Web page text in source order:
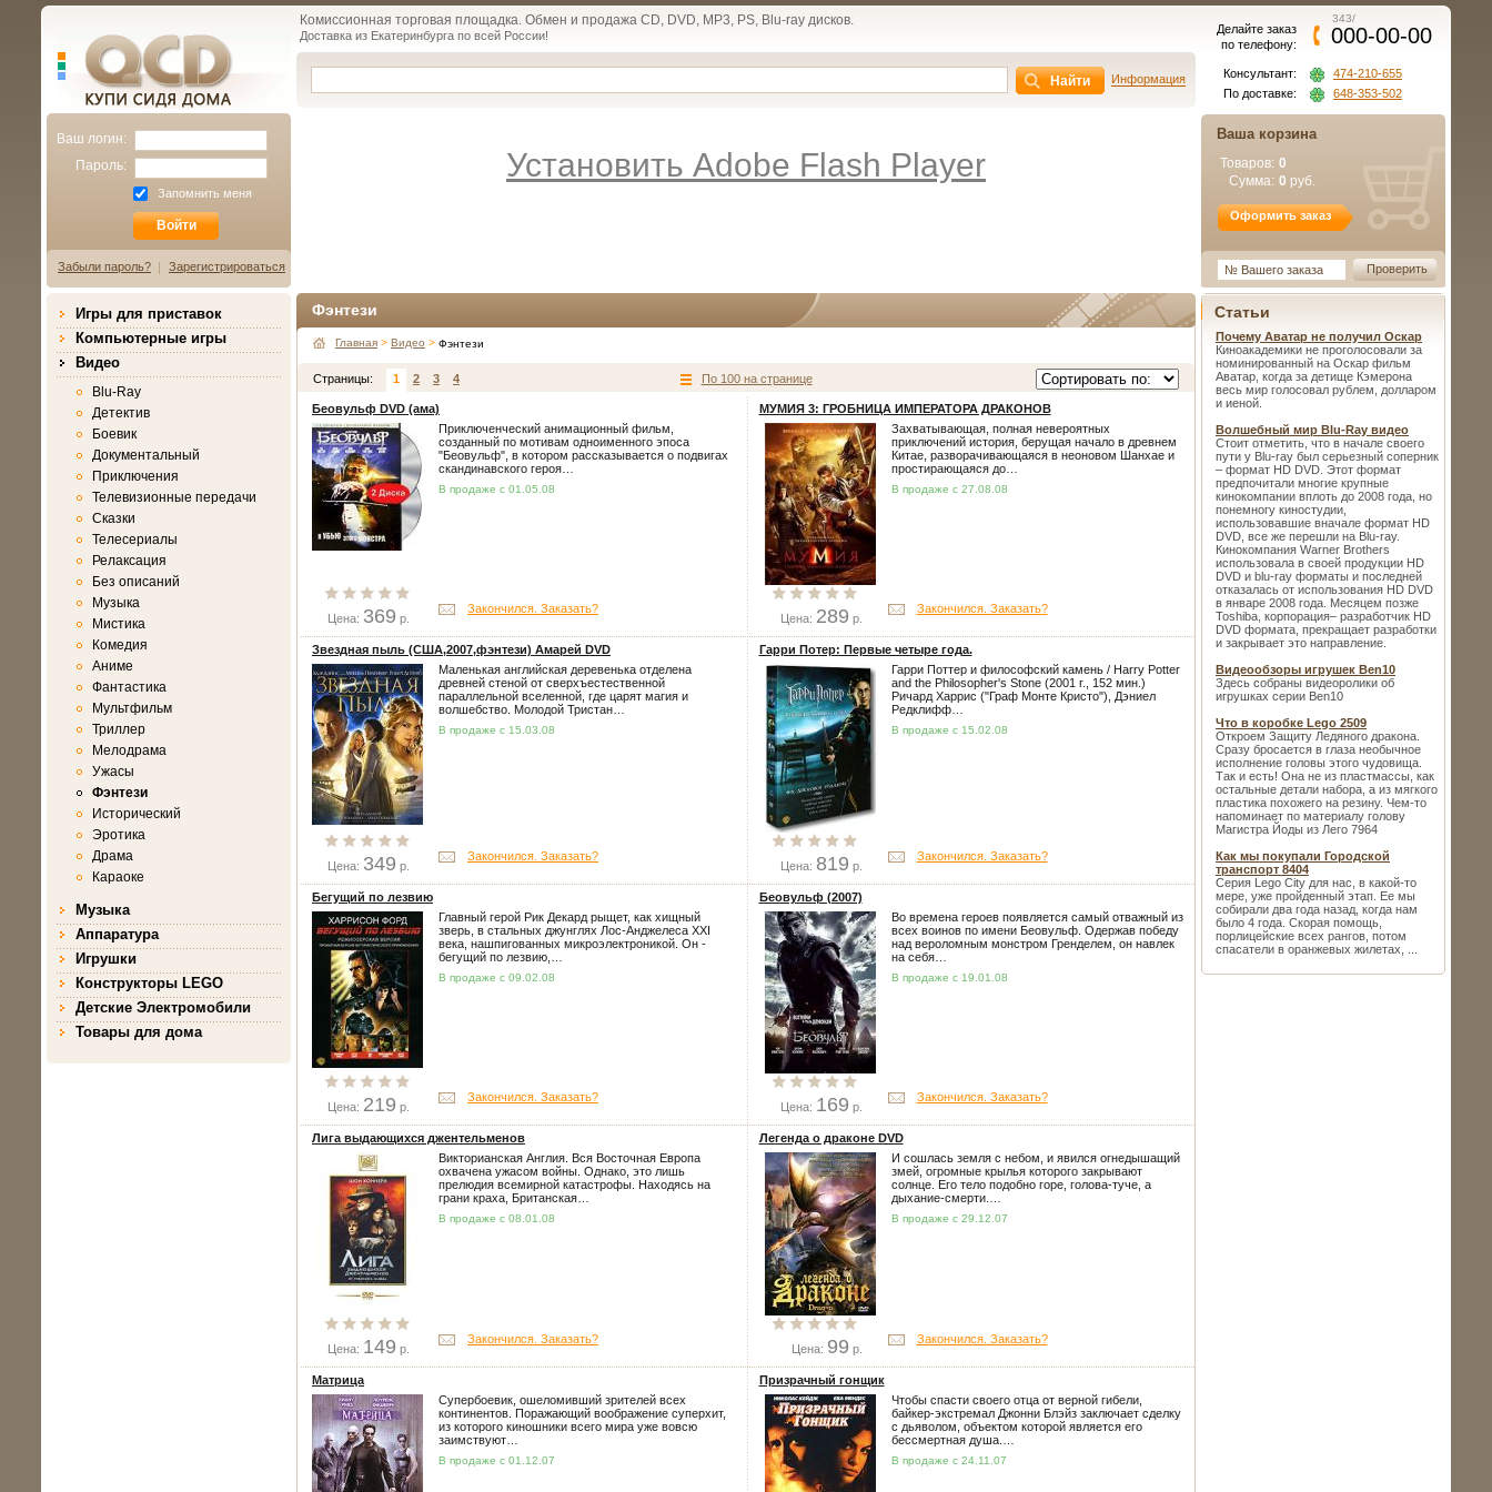
Qcd.ru
КУПИ СИДЯ ДОМА
Ваш логин:
Пароль:
Запомнить меня
Забыли пароль? Зарегистрироваться
Комиссионная торговая площадка. Обмен и продажа CD, DVD, MP3, PS, Blu-ray дисков.
Доставка из Екатеринбурга по всей России!
Информация
Установить Adobe Flash Player
Делайте заказ
по телефону:
343/
000-00-00
Консультант:
474-210-655
По доставке:
648-353-502
Ваша корзина
Товаров: 0
Сумма: 0 руб.
Оформить заказ
№ Вашего заказа
Игры для приставок
Компьютерные игры
Видео
Blu-Ray
Детектив
Боевик
Документальный
Приключения
Телевизионные передачи
Сказки
Телесериалы
Релаксация
Без описаний
Музыка
Мистика
Комедия
Аниме
Фантастика
Мультфильм
Триллер
Мелодрама
Ужасы
Фэнтези
Исторический
Эротика
Драма
Караоке
Музыка
Аппаратура
Игрушки
Конструкторы LEGO
Детские Электромобили
Товары для дома
Фэнтези
Главная > Видео > Фэнтези
Страницы: 1 2 3 4 По 100 на странице
Беовульф DVD (ама)
Приключенческий анимационный фильм,
созданный по мотивам одноименного эпоса
"Беовульф", в котором рассказывается о подвигах
скандинавского героя…
В продаже с 01.05.08
Цена: 369 р.
Закончился. Заказать?
МУМИЯ 3: ГРОБНИЦА ИМПЕРАТОРА ДРАКОНОВ
Захватывающая, полная невероятных
приключений история, берущая начало в древнем
Китае, разворачивающаяся в неоновом Шанхае и
простирающаяся до…
В продаже с 27.08.08
Цена: 289 р.
Закончился. Заказать?
Звездная пыль (США,2007,фэнтези) Амарей DVD
Маленькая английская деревенька отделена
древней стеной от сверхъестественной
параллельной вселенной, где царят магия и
волшебство. Молодой Тристан…
В продаже с 15.03.08
Цена: 349 р.
Закончился. Заказать?
Гарри Потер: Первые четыре года.
Гарри Поттер и философский камень / Harry Potter
and the Philosopher's Stone (2001 г., 152 мин.)
Ричард Харрис ("Граф Монте Кристо"), Дэниел
Редклифф…
В продаже с 15.02.08
Цена: 819 р.
Закончился. Заказать?
Бегущий по лезвию
Главный герой Рик Декард рыщет, как хищный
зверь, в стальных джунглях Лос-Анджелеса XXI
века, нашпигованных микроэлектроникой. Он -
бегущий по лезвию,…
В продаже с 09.02.08
Цена: 219 р.
Закончился. Заказать?
Беовульф (2007)
Во времена героев появляется самый отважный из
всех воинов по имени Беовульф. Одержав победу
над вероломным монстром Гренделем, он навлек
на себя…
В продаже с 19.01.08
Цена: 169 р.
Закончился. Заказать?
Лига выдающихся джентельменов
Викторианская Англия. Вся Восточная Европа
охвачена ужасом войны. Однако, это лишь
прелюдия всемирной катастрофы. Находясь на
грани краха, Британская…
В продаже с 08.01.08
Цена: 149 р.
Закончился. Заказать?
Легенда о драконе DVD
И сошлась земля с небом, и явился огнедышащий
змей, огромные крылья которого закрывают
солнце. Его тело подобно горе, голова-туче, а
дыхание-смерти.…
В продаже с 29.12.07
Цена: 99 р.
Закончился. Заказать?
Матрица
Супербоевик, ошеломивший зрителей всех
континентов. Поражающий воображение суперхит,
из которого киношники всего мира уже вовсю
заимствуют…
В продаже с 01.12.07
Призрачный гонщик
Чтобы спасти своего отца от верной гибели,
байкер-экстремал Джонни Блэйз заключает сделку
с дьяволом, объектом которой является его
бессмертная душа.…
В продаже с 24.11.07
Статьи
Почему Аватар не получил Оскар
Киноакадемики не проголосовали за
номинированный на Оскар фильм
Аватар, когда за детище Кэмерона
весь мир голосовал рублем, долларом
и иеной.
Волшебный мир Blu-Ray видео
Стоит отметить, что в начале своего
пути у Blu-ray был серьезный соперник
– формат HD DVD. Этот формат
предпочитали многие крупные
кинокомпании вплоть до 2008 года, но
понемногу киностудии,
использовавшие вначале формат HD
DVD, все же перешли на Blu-ray.
Кинокомпания Warner Brothers
использовала в своей продукции HD
DVD и blu-ray форматы и последней
отказалась от использования HD DVD
в январе 2008 года. Месяцем позже
Toshiba, корпорация– разработчик HD
DVD формата, прекращает разработки
и закрывает это направление.
Видеообзоры игрушек Ben10
Здесь собраны видеоролики об
игрушках серии Ben10
Что в коробке Lego 2509
Откроем Защиту Ледяного дракона.
Сразу бросается в глаза необычное
исполнение головы этого чудовища.
Так и есть! Она не из пластмассы, как
остальные детали набора, а из мягкого
пластика похожего на резину. Чем-то
напоминает по материалу голову
Магистра Йоды из Лего 7964
Как мы покупали Городской
транспорт 8404
Серия Lego City для нас, в какой-то
мере, уже пройденный этап. Ее мы
собирали два года назад, когда нам
было 4 года. Скорая помощь,
порлицейские всех рангов, потом
спасатели в оранжевых жилетах, ...